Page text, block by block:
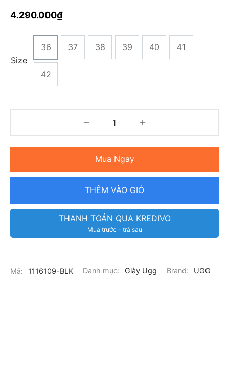
4.290.000₫
Size
36 37 38 39 40 41
42
Mua Ngay
THÊM VÀO GIỎ
THANH TOÁN QUA KREDIVO
Mua trước - trả sau
Mã: 1116109-BLK Danh mục: Giày Ugg Brand: UGG